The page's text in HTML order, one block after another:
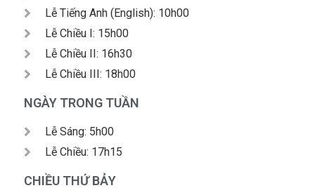
Lễ Tiếng Anh (English): 10h00
Lễ Chiều I: 15h00
Lễ Chiều II: 16h30
Lễ Chiều III: 18h00
NGÀY TRONG TUẦN
Lễ Sáng: 5h00
Lễ Chiều: 17h15
CHIỀU THỨ BẢY